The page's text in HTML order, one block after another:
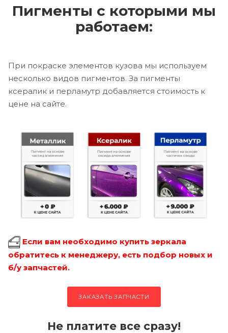
Пигменты с которыми мы
работаем:
При покраске элементов кузова мы используем
несколько видов пигментов. За пигменты
ксералик и перламутр добавляется стоимость к
цене на сайте.
Если вам необходимо купить зеркала
обратитесь к менеджеру, есть подбор новых и
б/у запчастей.
ЗАКАЗАТЬ ЗАПЧАСТИ
Не платите все сразу!